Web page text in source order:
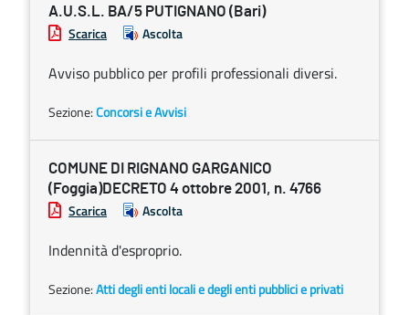
A.U.S.L. BA/5 PUTIGNANO (Bari)
Scarica Ascolta
Avviso pubblico per profili professionali diversi.
Sezione:Concorsi e Avvisi
COMUNE DI RIGNANO GARGANICO
(Foggia)DECRETO 4 ottobre 2001, n. 4766
Scarica Ascolta
Indennità d'esproprio.
Sezione:Atti degli enti locali e degli enti pubblici e privati